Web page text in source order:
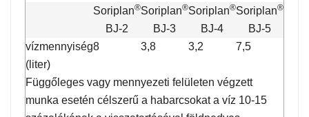
Soriplan®
BJ-2
Soriplan®
BJ-3
Soriplan®
BJ-4
Soriplan®
BJ-5
vízmennyiség
(liter)
8 3,8 3,2 7,5
Függőleges vagy mennyezeti felületen végzett
munka esetén célszerű a habarcsokat a víz 10-15